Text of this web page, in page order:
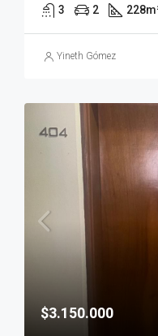
3 2 228
Yineth Gómez
$3.150.000